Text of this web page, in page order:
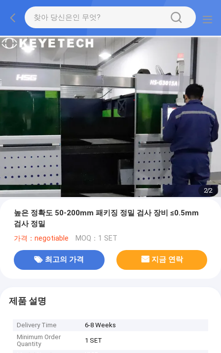
2/2
높은 정확도 50-200mm 패키징 정밀 검사 장비 ≤0.5mm
검사 정밀
가격：negotiable MOQ：1 SET
최고의 가격 지금 연락
제품 설명
Delivery Time
6-8 Weeks
Minimum Order
Quantity
1 SET